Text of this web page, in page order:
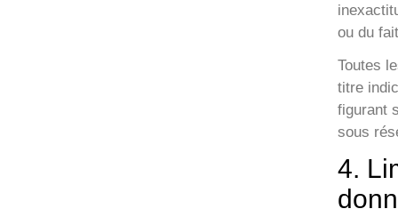
ou du
Toutes
titre
figurant
sous
4.